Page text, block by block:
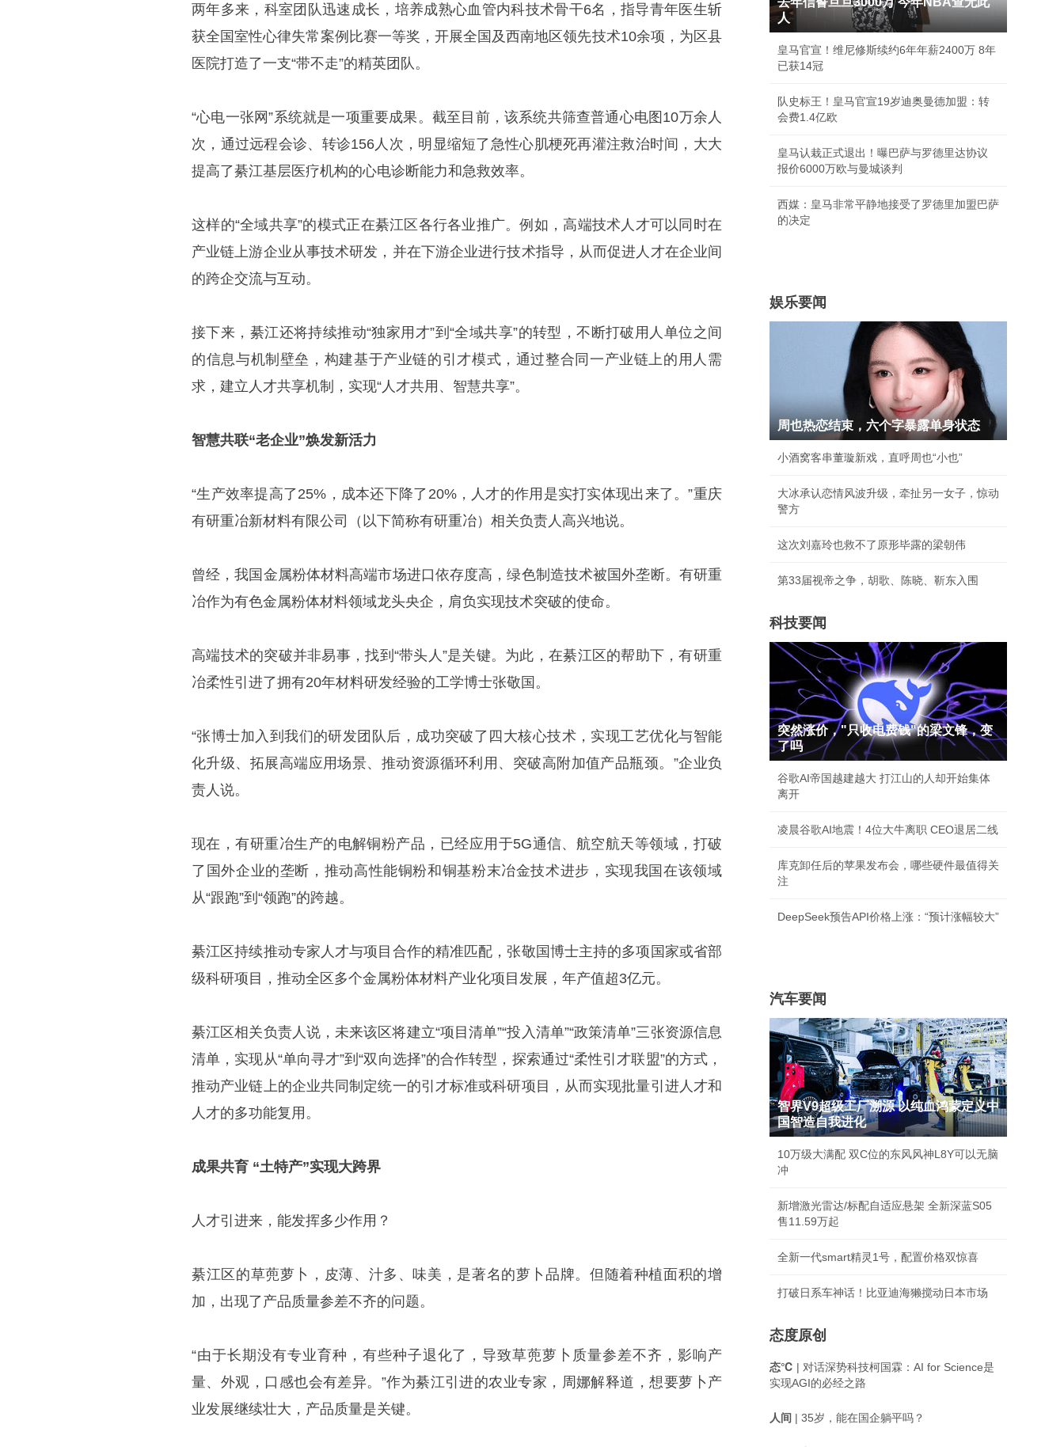
两年多来，科室团队迅速成长，培养成熟心血管内科技术骨干6名，指导青年医生斩
获全国室性心律失常案例比赛一等奖，开展全国及西南地区领先技术10余项，为区县
医院打造了一支“带不走”的精英团队。
“心电一张网”系统就是一项重要成果。截至目前，该系统共筛查普通心电图10万余人
次，通过远程会诊、转诊156人次，明显缩短了急性心肌梗死再灌注救治时间，大大
提高了綦江基层医疗机构的心电诊断能力和急救效率。
这样的“全域共享”的模式正在綦江区各行各业推广。例如，高端技术人才可以同时在
产业链上游企业从事技术研发，并在下游企业进行技术指导，从而促进人才在企业间
的跨企交流与互动。
接下来，綦江还将持续推动“独家用才”到“全域共享”的转型，不断打破用人单位之间
的信息与机制壁垒，构建基于产业链的引才模式，通过整合同一产业链上的用人需
求，建立人才共享机制，实现“人才共用、智慧共享”。
智慧共联“老企业”焕发新活力
“生产效率提高了25%，成本还下降了20%，人才的作用是实打实体现出来了。”重庆
有研重冶新材料有限公司（以下简称有研重冶）相关负责人高兴地说。
曾经，我国金属粉体材料高端市场进口依存度高，绿色制造技术被国外垄断。有研重
冶作为有色金属粉体材料领域龙头央企，肩负实现技术突破的使命。
高端技术的突破并非易事，找到“带头人”是关键。为此，在綦江区的帮助下，有研重
冶柔性引进了拥有20年材料研发经验的工学博士张敬国。
“张博士加入到我们的研发团队后，成功突破了四大核心技术，实现工艺优化与智能
化升级、拓展高端应用场景、推动资源循环利用、突破高附加值产品瓶颈。”企业负
责人说。
现在，有研重冶生产的电解铜粉产品，已经应用于5G通信、航空航天等领域，打破
了国外企业的垄断，推动高性能铜粉和铜基粉末冶金技术进步，实现我国在该领域
从“跟跑”到“领跑”的跨越。
綦江区持续推动专家人才与项目合作的精准匹配，张敬国博士主持的多项国家或省部
级科研项目，推动全区多个金属粉体材料产业化项目发展，年产值超3亿元。
綦江区相关负责人说，未来该区将建立“项目清单”“投入清单”“政策清单”三张资源信息
清单，实现从“单向寻才”到“双向选择”的合作转型，探索通过“柔性引才联盟”的方式，
推动产业链上的企业共同制定统一的引才标准或科研项目，从而实现批量引进人才和
人才的多功能复用。
成果共育 “土特产”实现大跨界
人才引进来，能发挥多少作用？
綦江区的草蔸萝卜，皮薄、汁多、味美，是著名的萝卜品牌。但随着种植面积的增
加，出现了产品质量参差不齐的问题。
“由于长期没有专业育种，有些种子退化了，导致草蔸萝卜质量参差不齐，影响产
量、外观，口感也会有差异。”作为綦江引进的农业专家，周娜解释道，想要萝卜产
业发展继续壮大，产品质量是关键。
人
皇马官宣！维尼修斯续约6年年薪2400万 8年
已获14冠
队史标王！皇马官宣19岁迪奥曼德加盟：转
会费1.4亿欧
皇马认栽正式退出！曝巴萨与罗德里达协议
报价6000万欧与曼城谈判
西媒：皇马非常平静地接受了罗德里加盟巴萨
的决定
娱乐要闻
周也热恋结束，六个字暴露单身状态
小酒窝客串董璇新戏，直呼周也“小也”
大冰承认恋情风波升级，牵扯另一女子，惊动
警方
这次刘嘉玲也救不了原形毕露的梁朝伟
第33届视帝之争，胡歌、陈晓、靳东入围
科技要闻
突然涨价，"只收电费钱"的梁文锋，变
了吗
谷歌AI帝国越建越大 打江山的人却开始集体
离开
凌晨谷歌AI地震！4位大牛离职 CEO退居二线
库克卸任后的苹果发布会，哪些硬件最值得关
注
DeepSeek预告API价格上涨：“预计涨幅较大”
汽车要闻
智界V9超级工厂溯源 以纯血鸿蒙定义中
国智造自我进化
10万级大满配 双C位的东风风神L8Y可以无脑
冲
新增激光雷达/标配自适应悬架 全新深蓝S05
售11.59万起
全新一代smart精灵1号，配置价格双惊喜
打破日系车神话！比亚迪海獭搅动日本市场
态度原创
态℃ | 对话深势科技柯国霖：AI for Science是
实现AGI的必经之路
人间 | 35岁，能在国企躺平吗？